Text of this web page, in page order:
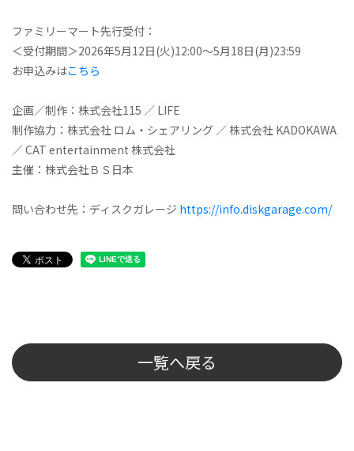
ファミリーマート先行受付：
＜受付期間＞2026年5月12日(火)12:00～5月18日(月)23:59
お申込みはこちら
企画／制作：株式会社115 ／ LIFE
制作協力：株式会社 ロム・シェアリング ／ 株式会社 KADOKAWA
／ CAT entertainment 株式会社
主催：株式会社ＢＳ日本
問い合わせ先：ディスクガレージ https://info.diskgarage.com/
一覧へ戻る